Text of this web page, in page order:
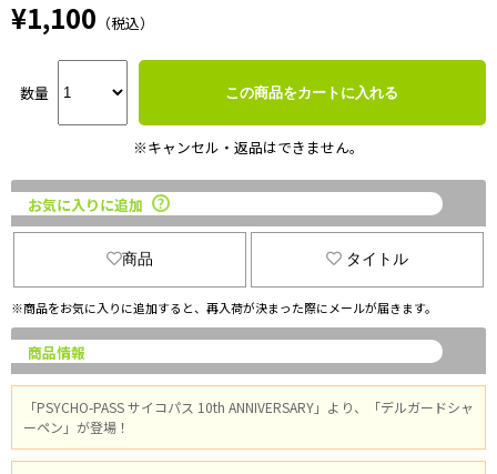
¥1,100 （税込）
数量 この商品をカートに入れる
※キャンセル・返品はできません。
お気に入りに追加
商品 タイトル
※商品をお気に入りに追加すると、再入荷が決まった際にメールが届きます。
商品情報
「PSYCHO-PASS サイコパス 10th ANNIVERSARY」より、「デルガードシャ
ーペン」が登場！